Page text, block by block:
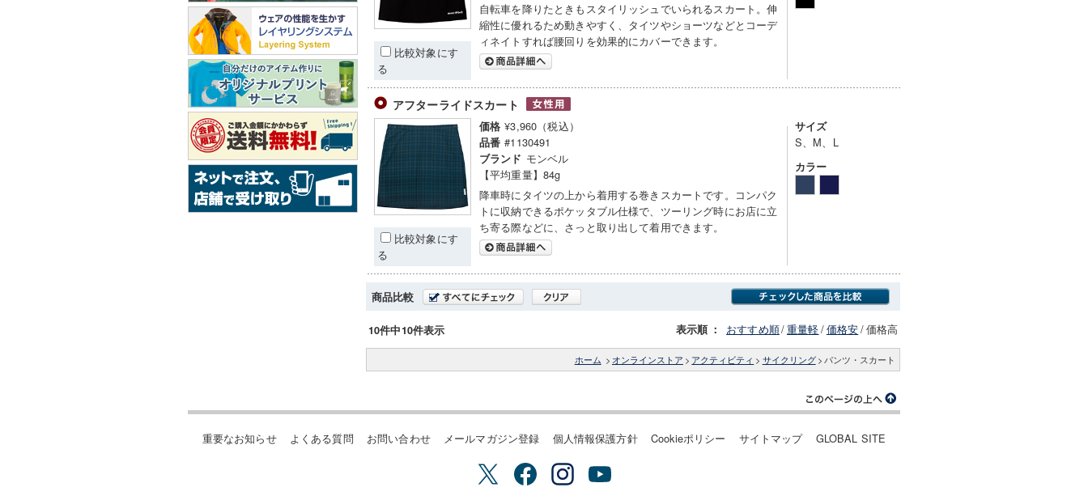
比較対象にす
る
自転車を降りたときもスタイリッシュでいられるスカート。伸
縮性に優れるため動きやすく、タイツやショーツなどとコーデ
ィネイトすれば腰回りを効果的にカバーできます。
アフターライドスカート
比較対象にす
る
価格 ¥3,960（税込）
品番 #1130491
ブランド モンベル
【平均重量】84g
降車時にタイツの上から着用する巻きスカートです。コンパク
トに収納できるポケッタブル仕様で、ツーリング時にお店に立
ち寄る際などに、さっと取り出して着用できます。
サイズ
S、M、L
カラー
商品比較
10件中10件表示 表示順 ： おすすめ順/重量軽/価格安/価格高
ホーム > オンラインストア > アクティビティ > サイクリング > パンツ・スカート
重要なお知らせ よくある質問 お問い合わせ メールマガジン登録 個人情報保護方針 Cookieポリシー サイトマップ GLOBAL SITE